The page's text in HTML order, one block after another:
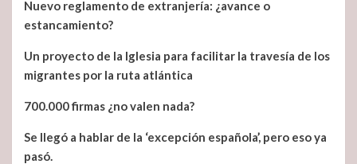
futuro
Nuevo reglamento de extranjería: ¿avance o
estancamiento?
Un proyecto de la Iglesia para facilitar la travesía de los
migrantes por la ruta atlántica
700.000 firmas ¿no valen nada?
Se llegó a hablar de la ‘excepción española’, pero eso ya
pasó.